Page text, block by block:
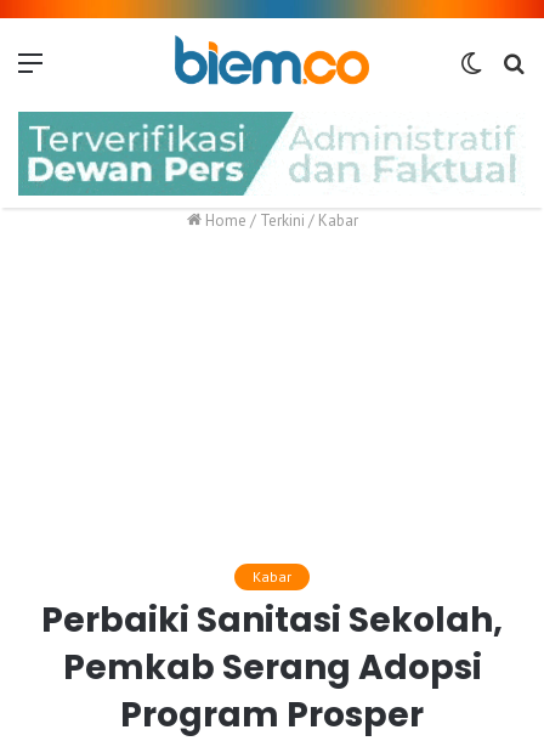
Switch
Home / Terkini / Kabar
Kabar
Perbaiki Sanitasi Sekolah,
Pemkab Serang Adopsi
Program Prosper